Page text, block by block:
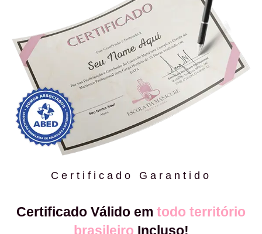
Certificado Garantido
Certificado Válido em todo território
brasileiro Incluso!